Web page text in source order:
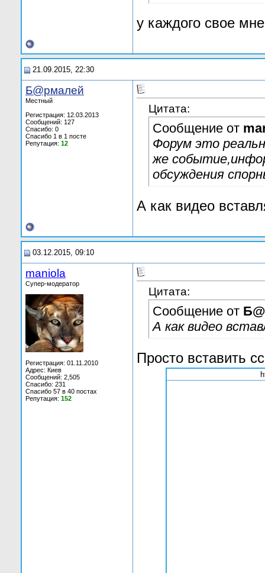
у каждого свое
21.09.2015, 22:30
Б@рмалей
Местный
Регистрация: 12.03.2013
Сообщений: 127
Спасибо: 0
Спасибо 1 в 1 посте
Репутация: 12
Цитата:
Сообщение от
Форум это
же
обсуждения
А как видео
03.12.2015, 09:10
maniola
Супер-модератор
Регистрация: 01.11.2010
Адрес: Киев
Сообщений: 2,505
Спасибо: 231
Спасибо 57 в 40 постах
Репутация: 152
Цитата:
Сообщение от
А как видео
Просто вставить